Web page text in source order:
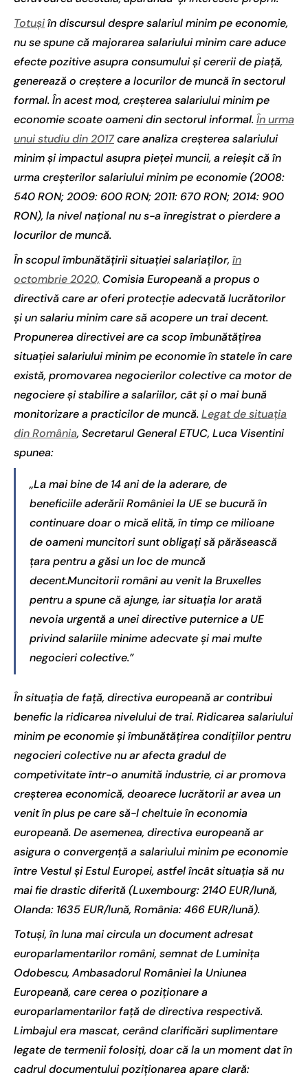
Totușiîn discursul despre salariul minim pe economie,
nu se spune că majorarea salariului minim care aduce
efecte pozitive asupra consumului și cererii de piață,
generează o creștere a locurilor de muncă în sectorul
formal. În acest mod, creșterea salariului minim pe
economie scoate oameni din sectorul informal.În urma
unui studiu din 2017care analiza creșterea salariului
minim și impactul asupra pieței muncii, a reieșit că în
urma creșterilor salariului minim pe economie (2008:
540 RON; 2009: 600 RON; 2011: 670 RON; 2014: 900
RON), la nivel național nu s-a înregistrat o pierdere a
locurilor de muncă.
În scopul îmbunătățirii situației salariaților, în
octombrie 2020, Comisia Europeană a propus o
directivă care ar oferi protecție adecvată lucrătorilor
și un salariu minim care să acopere un trai decent.
Propunerea directivei are ca scop îmbunătățirea
situației salariului minim pe economie în statele în care
există, promovarea negocierilor colective ca motor de
negociere și stabilire a salariilor, cât și o mai bună
monitorizare a practicilor de muncă.Legat de situația
din România, Secretarul General ETUC, Luca Visentini
spunea:
„La mai bine de 14 ani de la aderare, de
beneficiile aderării României la UE se bucură în
continuare doar o mică elită, în timp ce milioane
de oameni muncitori sunt obligați să părăsească
țara pentru a găsi un loc de muncă
decent.Muncitorii români au venit la Bruxelles
pentru a spune că ajunge, iar situația lor arată
nevoia urgentă a unei directive puternice a UE
privind salariile minime adecvate și mai multe
negocieri colective.”
În situația de față, directiva europeană ar contribui
benefic la ridicarea nivelului de trai. Ridicarea salariului
minim pe economie și îmbunătățirea condițiilor pentru
negocieri colective nu ar afecta gradul de
competivitate într-o anumită industrie, ci ar promova
creșterea economică, deoarece lucrătorii ar avea un
venit în plus pe care să-l cheltuie în economia
europeană. De asemenea, directiva europeană ar
asigura o convergență a salariului minim pe economie
între Vestul și Estul Europei, astfel încât situația să nu
mai fie drastic diferită (Luxembourg: 2140 EUR/lună,
Olanda: 1635 EUR/lună, România: 466 EUR/lună).
Totuși, în luna mai circula un document adresat
europarlamentarilor români, semnat de Luminița
Odobescu, Ambasadorul României la Uniunea
Europeană, care cerea o poziționare a
europarlamentarilor față de directiva respectivă.
Limbajul era mascat, cerând clarificări suplimentare
legate de termenii folosiți, doar că la un moment dat în
cadrul documentului poziționarea apare clară: